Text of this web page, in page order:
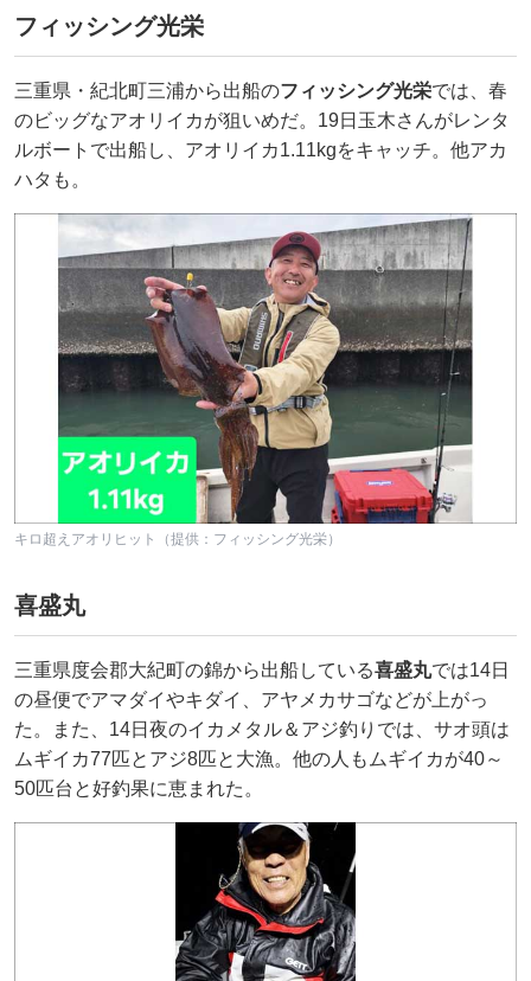
フィッシング光栄
三重県・紀北町三浦から出船のフィッシング光栄では、春
のビッグなアオリイカが狙いめだ。19日玉木さんがレンタ
ルボートで出船し、アオリイカ1.11kgをキャッチ。他アカ
ハタも。
キロ超えアオリヒット（提供：フィッシング光栄）
喜盛丸
三重県度会郡大紀町の錦から出船している喜盛丸では14日
の昼便でアマダイやキダイ、アヤメカサゴなどが上がっ
た。また、14日夜のイカメタル＆アジ釣りでは、サオ頭は
ムギイカ77匹とアジ8匹と大漁。他の人もムギイカが40～
50匹台と好釣果に恵まれた。